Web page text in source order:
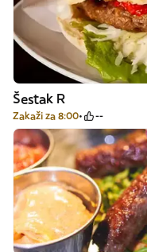
Šestak R
Zakaži za 8:00 --